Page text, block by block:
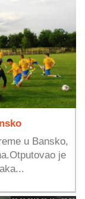
u Bansko,
je